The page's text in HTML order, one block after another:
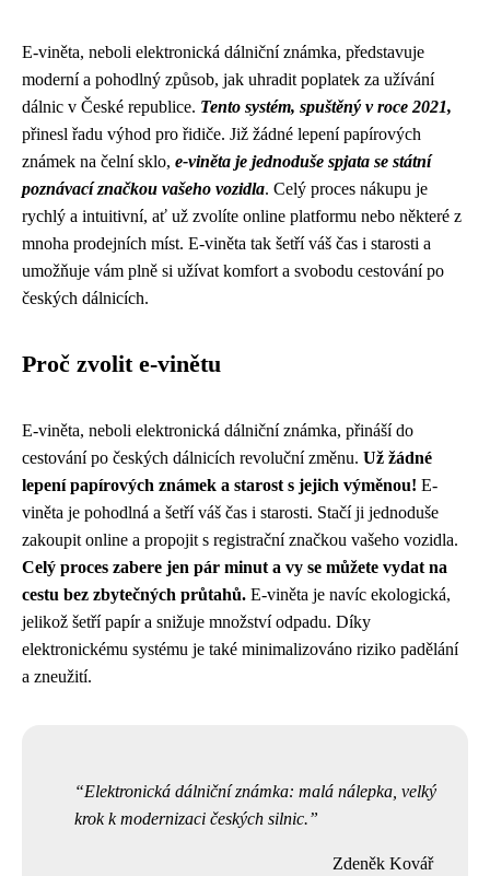
E-viněta, neboli elektronická dálniční známka, představuje
moderní a pohodlný způsob, jak uhradit poplatek za užívání
dálnic v České republice. Tento systém, spuštěný v roce 2021,
přinesl řadu výhod pro řidiče. Již žádné lepení papírových
známek na čelní sklo, e-viněta je jednoduše spjata se státní
poznávací značkou vašeho vozidla. Celý proces nákupu je
rychlý a intuitivní, ať už zvolíte online platformu nebo některé z
mnoha prodejních míst. E-viněta tak šetří váš čas i starosti a
umožňuje vám plně si užívat komfort a svobodu cestování po
českých dálnicích.
Proč zvolit e-vinětu
E-viněta, neboli elektronická dálniční známka, přináší do
cestování po českých dálnicích revoluční změnu. Už žádné
lepení papírových známek a starost s jejich výměnou! E-
viněta je pohodlná a šetří váš čas i starosti. Stačí ji jednoduše
zakoupit online a propojit s registrační značkou vašeho vozidla.
Celý proces zabere jen pár minut a vy se můžete vydat na
cestu bez zbytečných průtahů. E-viněta je navíc ekologická,
jelikož šetří papír a snižuje množství odpadu. Díky
elektronickému systému je také minimalizováno riziko padělání
a zneužití.
Elektronická dálniční známka: malá nálepka, velký
krok k modernizaci českých silnic.
Zdeněk Kovář